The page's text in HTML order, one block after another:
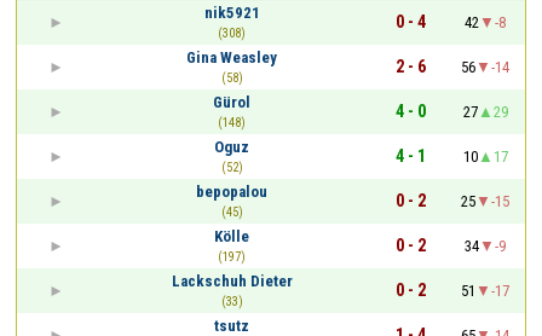
nik5921
(308)
0 - 4 42
-8
Gina Weasley
(58)
2 - 6 56
-14
Gürol
(148)
4 - 0 27
29
Oguz
(52)
4 - 1 10
17
bepopalou
(45)
0 - 2 25
-15
Kölle
(197)
0 - 2 34
-9
Lackschuh Dieter
(33)
0 - 2 51
-17
tsutz